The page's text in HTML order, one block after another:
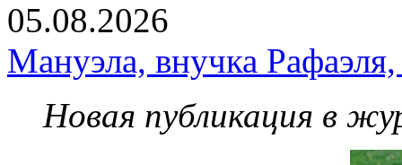
05.08.2026
Мануэла, внучка
Новая публикация в